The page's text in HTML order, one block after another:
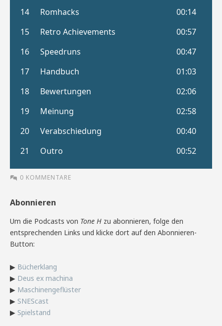
0 KOMMENTARE
Abonnieren
Um die Podcasts von Tone H zu abonnieren, folge den
entsprechenden Links und klicke dort auf den Abonnieren-
Button:
▶ Bücherklang
▶ Deus ex machina
▶ Maschinengeflüster
▶ SNEScast
▶ Spielstand